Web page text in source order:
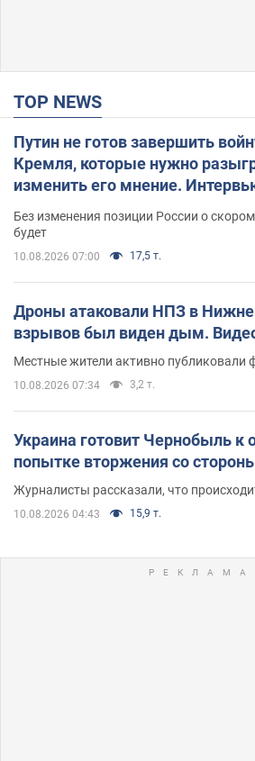
TOP NEWS
Путин не готов завершить
Кремля, которые нужно
изменить его мнение.
Без изменения позиции России о
будет
10.08.2026 07:00 17,5 т.
Дроны атаковали НПЗ в
взрывов был виден дым.
Местные жители активно публиковали
10.08.2026 07:34 3,2 т.
Украина готовит Чернобыль к
попытке вторжения со
Журналисты рассказали, что
10.08.2026 04:43 15,9 т.